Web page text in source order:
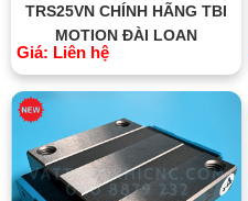
TRS25VN CHÍNH HÃNG TBI
MOTION ĐÀI LOAN
Giá: Liên hệ